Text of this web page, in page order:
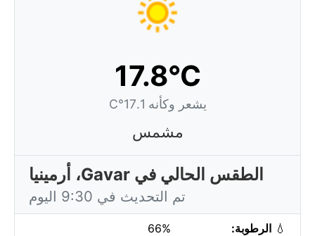
17.8°C
يشعر وكأنه 17.1°C
مشمس
الطقس الحالي في Gavar، أرمينيا
تم التحديث في 9:30 اليوم
💧 الرطوبة: 66%